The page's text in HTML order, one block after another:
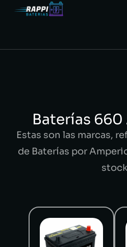
Baterías
Estas son las marcas,
de Baterías por
stock